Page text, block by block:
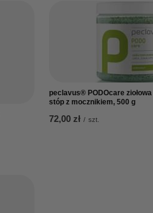
peclavus® PODOcare
stóp z mocznikiem, 500 g
72,00 zł / szt.